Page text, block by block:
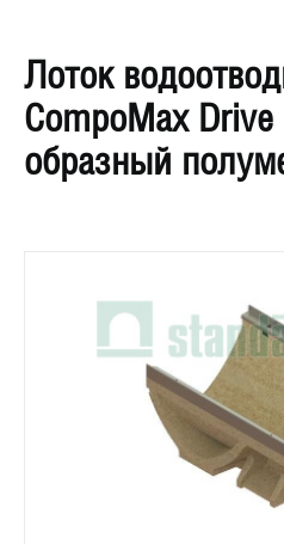
Лоток
CompoMax
образный